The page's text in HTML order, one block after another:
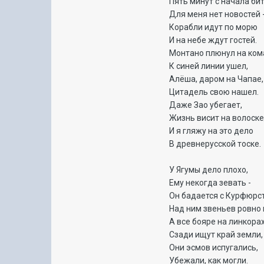
Для меня нет новостей -
Корабли идут по морю
И на небе ждут гостей.
Монтано плюнул на
К синей линии ушел,
Алёша, даром на Чапае,
Цитадель свою нашел.
Даже Зао убегает,
Жизнь висит на
И я гляжу на это дело
В древнерусской тоске.
У Ягумы дело плохо,
Ему некогда зевать -
Он бадается с
Над ним звеньев ровно
А все бояре на
Сзади ищут край земли,
Они эсмов испугались,
Убежали, как могли.